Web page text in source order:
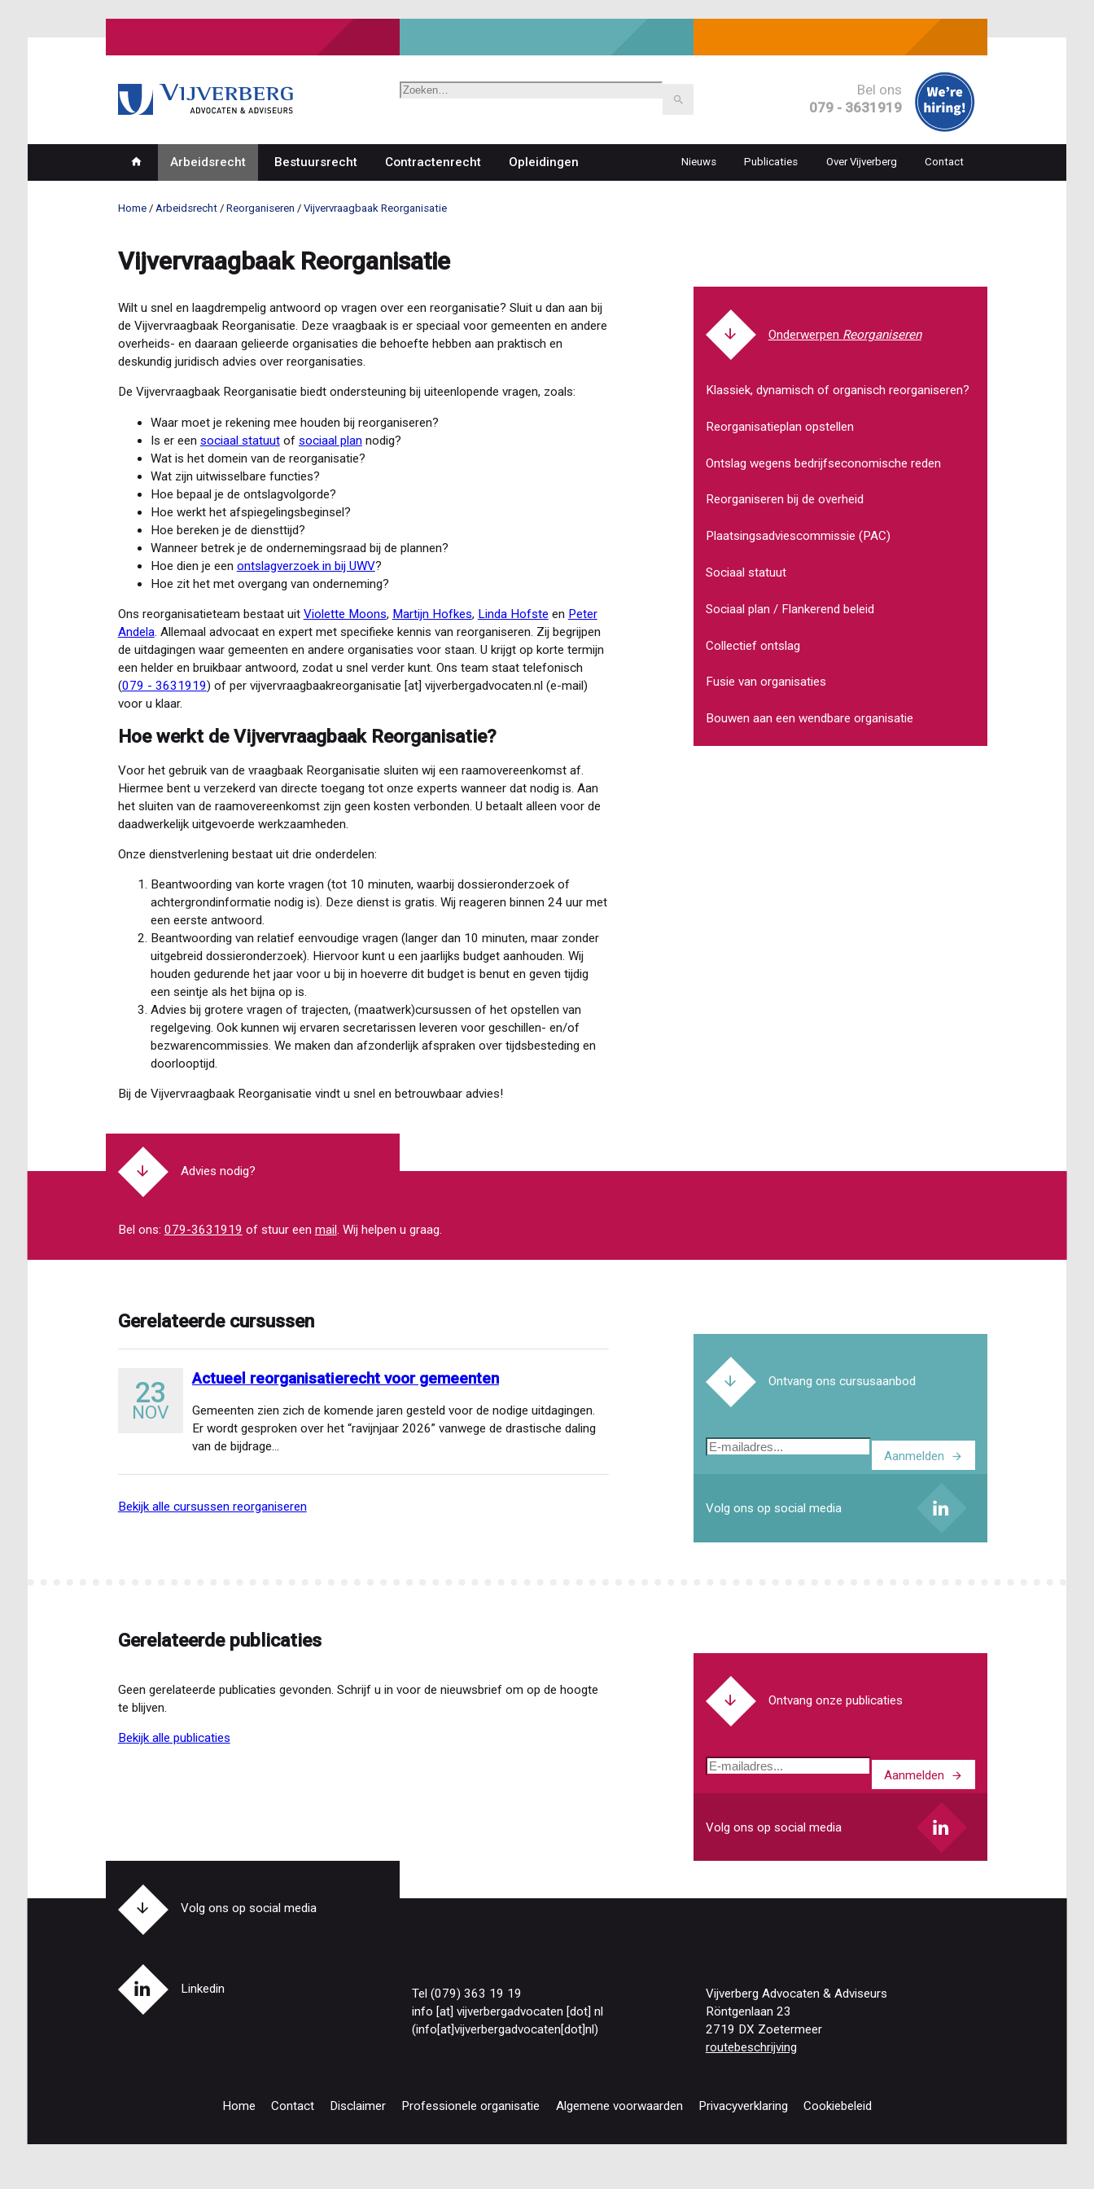
Zoeken
Bel ons
079 - 3631919
Hoofdnavigatie
Arbeidsrecht Bestuursrecht Contractenrecht Opleidingen
Top
navigation
Nieuws Publicaties Over Vijverberg Contact
Home Arbeidsrecht Reorganiseren Vijvervraagbaak Reorganisatie
Vijvervraagbaak Reorganisatie
Wilt u snel en laagdrempelig antwoord op vragen over een reorganisatie? Sluit u dan aan bij
de Vijvervraagbaak Reorganisatie. Deze vraagbaak is er speciaal voor gemeenten en andere
overheids- en daaraan gelieerde organisaties die behoefte hebben aan praktisch en
deskundig juridisch advies over reorganisaties.
De Vijvervraagbaak Reorganisatie biedt ondersteuning bij uiteenlopende vragen, zoals:
Waar moet je rekening mee houden bij reorganiseren?
Is er een sociaal statuutof sociaal plannodig?
Wat is het domein van de reorganisatie?
Wat zijn uitwisselbare functies?
Hoe bepaal je de ontslagvolgorde?
Hoe werkt het afspiegelingsbeginsel?
Hoe bereken je de diensttijd?
Wanneer betrek je de ondernemingsraad bij de plannen?
Hoe dien je een ontslagverzoek in bij UWV?
Hoe zit het met overgang van onderneming?
Ons reorganisatieteam bestaat uit Violette Moons, Martijn Hofkes, Linda Hofste en Peter
Andela. Allemaal advocaat en expert met specifieke kennis van reorganiseren. Zij begrijpen
de uitdagingen waar gemeenten en andere organisaties voor staan. U krijgt op korte termijn
een helder en bruikbaar antwoord, zodat u snel verder kunt. Ons team staat telefonisch
(079 - 3631919) of per vijvervraagbaakreorganisatie [at] vijverbergadvocaten.nl (e-mail)
voor u klaar.
Hoe werkt de Vijvervraagbaak Reorganisatie?
Voor het gebruik van de vraagbaak Reorganisatie sluiten wij een raamovereenkomst af.
Hiermee bent u verzekerd van directe toegang tot onze experts wanneer dat nodig is. Aan
het sluiten van de raamovereenkomst zijn geen kosten verbonden. U betaalt alleen voor de
daadwerkelijk uitgevoerde werkzaamheden.
Onze dienstverlening bestaat uit drie onderdelen:
Beantwoording van korte vragen (tot 10 minuten, waarbij dossieronderzoek of
achtergrondinformatie nodig is). Deze dienst is gratis. Wij reageren binnen 24 uur met
een eerste antwoord.
Beantwoording van relatief eenvoudige vragen (langer dan 10 minuten, maar zonder
uitgebreid dossieronderzoek). Hiervoor kunt u een jaarlijks budget aanhouden. Wij
houden gedurende het jaar voor u bij in hoeverre dit budget is benut en geven tijdig
een seintje als het bijna op is.
Advies bij grotere vragen of trajecten, (maatwerk)cursussen of het opstellen van
regelgeving. Ook kunnen wij ervaren secretarissen leveren voor geschillen- en/of
bezwarencommissies. We maken dan afzonderlijk afspraken over tijdsbesteding en
doorlooptijd.
Bij de Vijvervraagbaak Reorganisatie vindt u snel en betrouwbaar advies!
Reorganiseren
Klassiek, dynamisch of organisch reorganiseren?
Reorganisatieplan opstellen
Ontslag wegens bedrijfseconomische reden
Reorganiseren bij de overheid
Plaatsingsadviescommissie (PAC)
Sociaal statuut
Sociaal plan / Flankerend beleid
Collectief ontslag
Fusie van organisaties
Bouwen aan een wendbare organisatie
Advies nodig?
Bel ons: 079-3631919 of stuur een mail . Wij helpen u graag.
Gerelateerde cursussen
23
NOV
Actueel reorganisatierecht voor gemeenten
Gemeenten zien zich de komende jaren gesteld voor de nodige uitdagingen.
Er wordt gesproken over het “ravijnjaar 2026” vanwege de drastische daling
van de bijdrage…
bekijk alle cursussen reorganiseren
Ontvang ons cursusaanbod
E-
Aanmelden
Volg ons op social media
Gerelateerde publicaties
Geen gerelateerde publicaties gevonden. Schrijf u in voor de nieuwsbrief om op de hoogte
te blijven.
bekijk alle publicaties
Ontvang onze publicaties
E-
Aanmelden
Volg ons op social media
Volg ons op social media
Linkedin
Tel (079) 363 19 19
info [at] vijverbergadvocaten [dot] nl
(info[at]vijverbergadvocaten[dot]nl)
Vijverberg Advocaten & Adviseurs
Röntgenlaan 23
2719 DX Zoetermeer
routebeschrijving
Home Contact Disclaimer Professionele organisatie Algemene voorwaarden Privacyverklaring Cookiebeleid